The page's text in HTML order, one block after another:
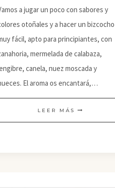
a jugar un poco con sabores y
otoñales y a hacer un bizcocho
fácil, apto para principiantes, con
mermelada de calabaza,
canela, nuez moscada y
El aroma os encantará,…
LEER MÁS BIZCOCHO
DE